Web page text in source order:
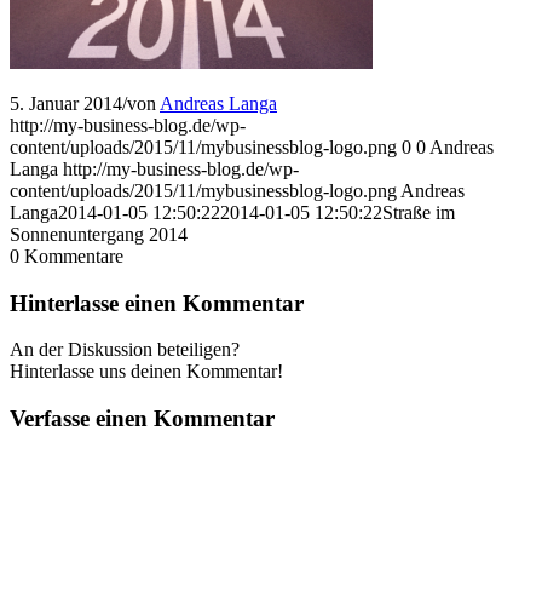
5. Januar 2014/von Andreas Langa
http://my-business-blog.de/wp-
content/uploads/2015/11/mybusinessblog-logo.png 0 0 Andreas
Langa http://my-business-blog.de/wp-
content/uploads/2015/11/mybusinessblog-logo.png Andreas
Langa2014-01-05 12:50:222014-01-05 12:50:22Straße im
Sonnenuntergang 2014
0 Kommentare
Hinterlasse einen Kommentar
An der Diskussion beteiligen?
Hinterlasse uns deinen Kommentar!
Verfasse einen Kommentar